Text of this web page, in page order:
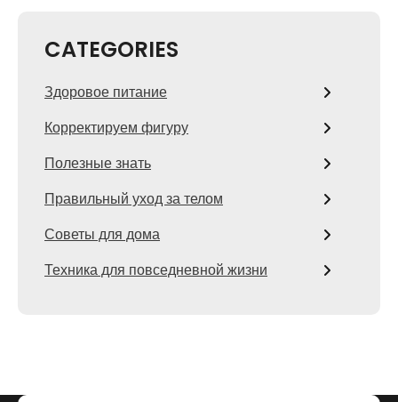
CATEGORIES
Здоровое питание
Корректируем фигуру
Полезные знать
Правильный уход за телом
Советы для дома
Техника для повседневной жизни